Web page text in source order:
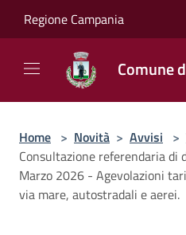
Regione Campania
Comune
Home > Novità > Avvisi >
Consultazione referendaria di
Marzo 2026 - Agevolazioni
via mare, autostradali e aerei.